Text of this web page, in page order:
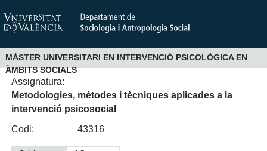
MÀSTER UNIVERSITARI EN INTERVENCIÓ PSICOLÒGICA EN
ÀMBITS SOCIALS
Assignatura:
Metodologies, mètodes i tècniques aplicades a la
intervenció psicosocial
Codi:
43316